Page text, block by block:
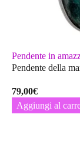
Pendente in
Pendente della
79,00€
Aggiungi al